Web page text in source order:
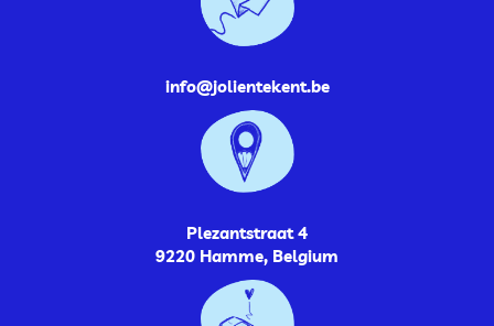
info@jolientekent.be
Plezantstraat 4
9220 Hamme, Belgium